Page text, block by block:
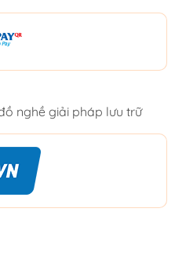
nghề giải pháp lưu trữ